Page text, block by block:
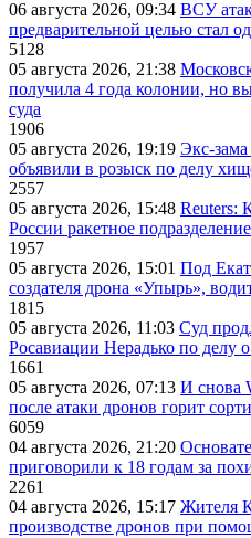
06 августа 2026, 09:34 ВСУ
предварительной целью стал
5128
05 августа 2026, 21:38
получила 4 года колонии, но
суда
1906
05 августа 2026, 19:19 Экс-
объявили в розыск по делу
2557
05 августа 2026, 15:48 Reuters:
России ракетное
1957
05 августа 2026, 15:01 Под
создателя дрона «Упырь»,
1815
05 августа 2026, 11:03 Суд
Росавиации Нерадько по делу
1661
05 августа 2026, 07:13 И снова
после атаки дронов горит
6059
04 августа 2026, 21:20
приговорили к 18 годам за
2261
04 августа 2026, 15:17 Жителя
производстве дронов при